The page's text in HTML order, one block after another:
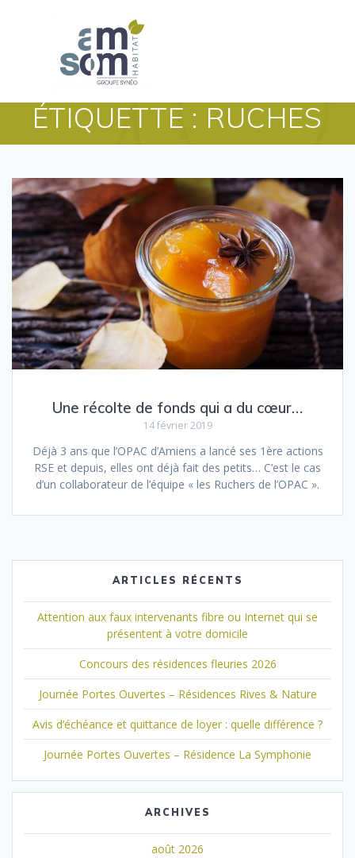
ÉTIQUETTE : RUCHES
Une récolte de fonds qui a du cœur…
14 février 2019
Déjà 3 ans que l’OPAC d’Amiens a lancé ses 1ère actions
RSE et depuis, elles ont déjà fait des petits… C’est le cas
d’un collaborateur de l’équipe « les Ruchers de l’OPAC ».
ARTICLES RÉCENTS
Attention aux faux intervenants fibre ou Internet qui se
présentent à votre domicile
Concours des résidences fleuries 2026
Journée Portes Ouvertes – Résidences Rives & Nature
Avis d’échéance et quittance de loyer : quelle différence ?
Journée Portes Ouvertes – Résidence La Symphonie
ARCHIVES
août 2026